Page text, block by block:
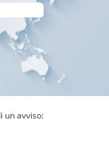
un avviso: